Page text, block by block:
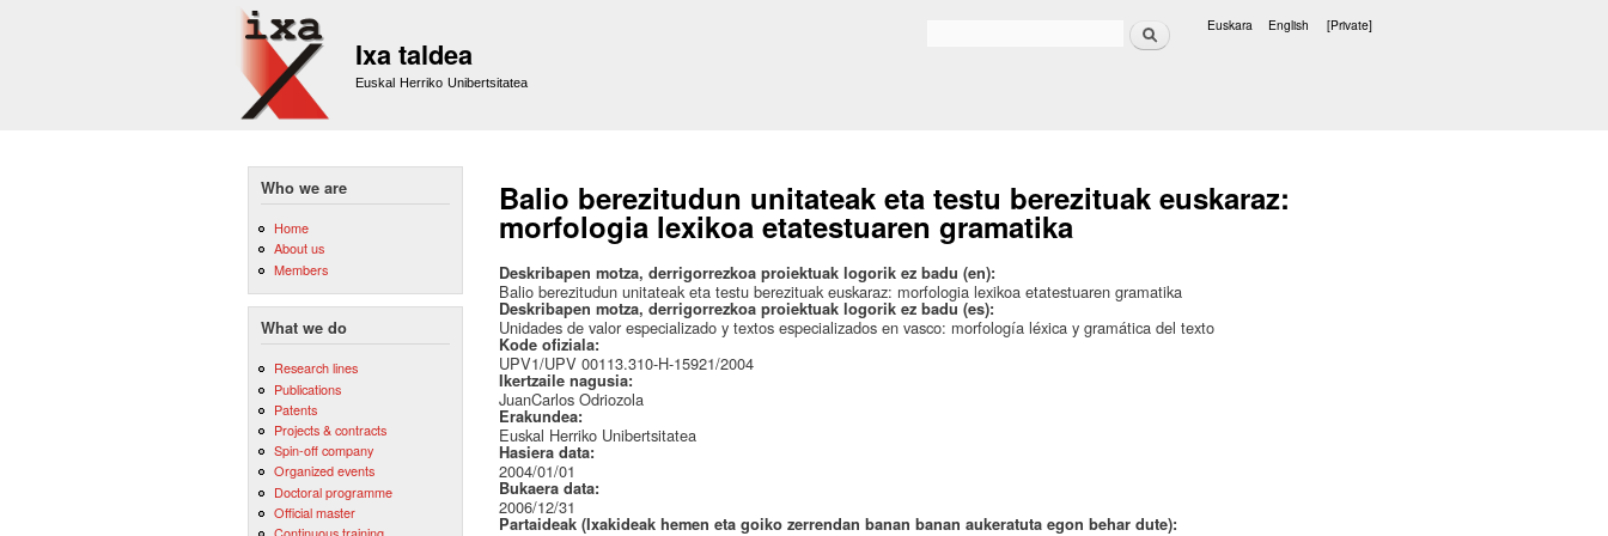
Ixa taldea
Euskal Herriko Unibertsitatea
Search Euskara English [Private]
Who we are
Home
About us
Members
What we do
Research lines
Publications
Patents
Projects & contracts
Spin-off company
Organized events
Doctoral programme
Official master
Balio berezitudun unitateak eta testu berezituak euskaraz:
morfologia lexikoa etatestuaren gramatika
Deskribapen motza, derrigorrezkoa proiektuak logorik ez badu (en):
Balio berezitudun unitateak eta testu berezituak euskaraz: morfologia lexikoa etatestuaren gramatika
Deskribapen motza, derrigorrezkoa proiektuak logorik ez badu (es):
Unidades de valor especializado y textos especializados en vasco: morfología léxica y gramática del texto
Kode ofiziala:
UPV1/UPV 00113.310-H-15921/2004
Ikertzaile nagusia:
JuanCarlos Odriozola
Erakundea:
Euskal Herriko Unibertsitatea
Hasiera data:
2004/01/01
Bukaera data:
2006/12/31
Partaideak (Ixakideak hemen eta goiko zerrendan banan banan aukeratuta egon behar dute):